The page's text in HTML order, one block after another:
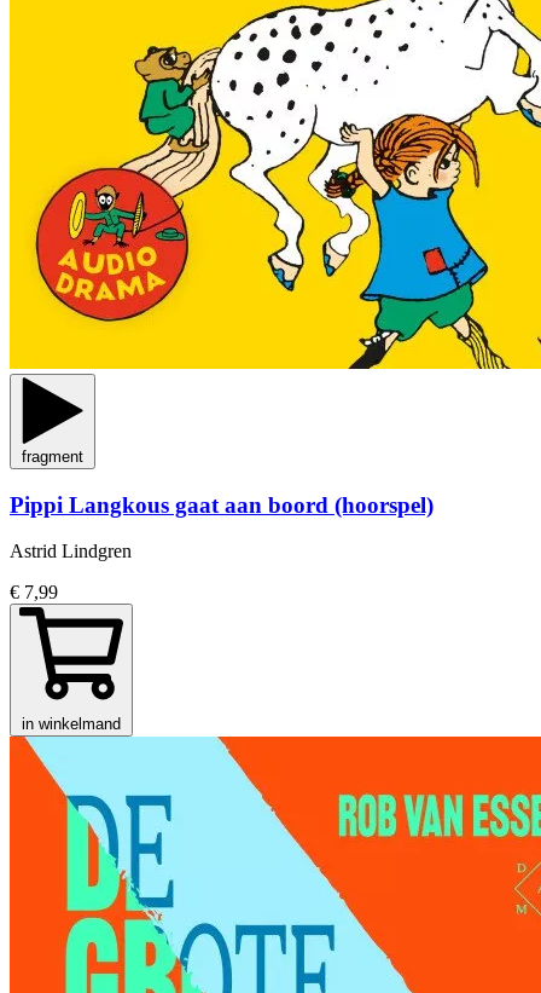
fragment
Pippi Langkous gaat aan boord (hoorspel)
Astrid Lindgren
€ 7,99
in winkelmand